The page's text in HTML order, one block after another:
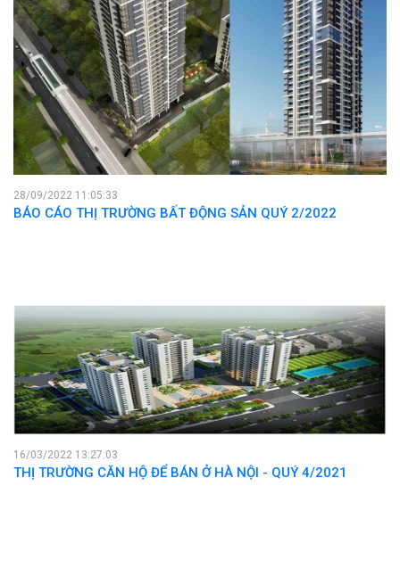
28/09/2022 11:05:33
BÁO CÁO THỊ TRƯỜNG BẤT ĐỘNG SẢN QUÝ 2/2022
16/03/2022 13:27:03
THỊ TRƯỜNG CĂN HỘ ĐỂ BÁN Ở HÀ NỘI - QUÝ 4/2021